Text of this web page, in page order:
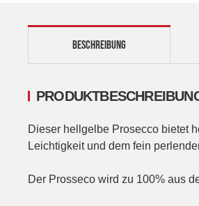
BESCHREIBUNG
Dieser hellgelbe Prosecco bietet
Leichtigkeit und dem fein
Der Prosseco wird zu 100% aus